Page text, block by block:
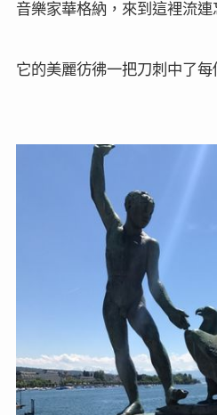
音樂家華格納，來到這裡流連
它的美麗彷彿一把刀刺中了每